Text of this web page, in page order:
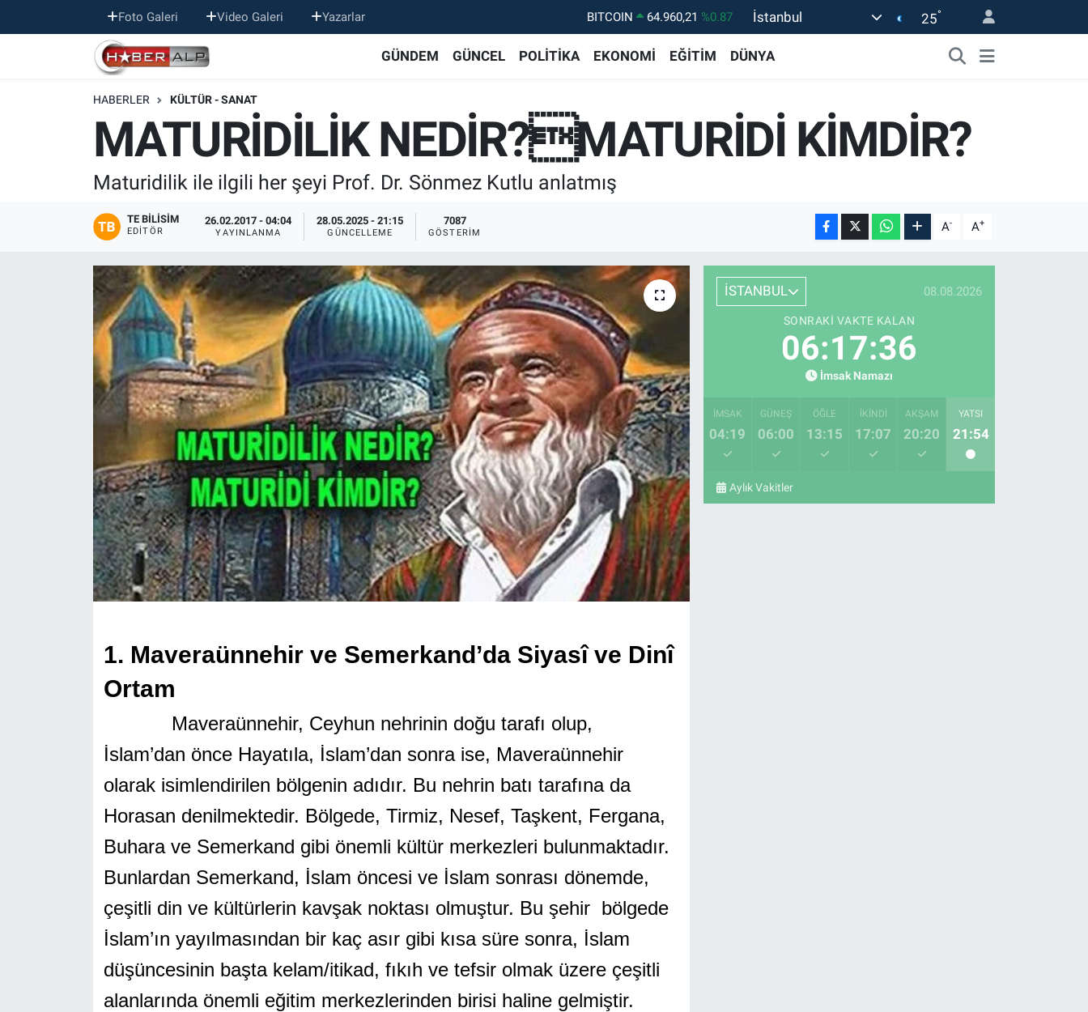
Foto Galeri Video Galeri Yazarlar DOLAR 47,7436 %0.18
EURO
55,2510 %0.32
BİST100
%-19
İstanbul 25°
GÜNDEM GÜNCEL POLİTİKA EKONOMİ EĞİTİM DÜNYA
HABERLER KÜLTÜR - SANAT
MATURİDİLİK NEDİR?MATURİDİ KİMDİR?
Maturidilik ile ilgili her şeyi Prof. Dr. Sönmez Kutlu anlatmış
TE BILISIM
EDITÖR
26.02.2017 - 04:04
YAYINLANMA
28.05.2025 - 21:15
GÜNCELLEME
7087
GÖSTERIM A- A+
1. Maveraünnehir ve Semerkand’da Siyasî ve Dinî
Ortam
Maveraünnehir, Ceyhun nehrinin doğu tarafı olup,
İslam’dan önce Hayatıla, İslam’dan sonra ise, Maveraünnehir
olarak isimlendirilen bölgenin adıdır. Bu nehrin batı tarafına da
Horasan denilmektedir. Bölgede, Tirmiz, Nesef, Taşkent, Fergana,
Buhara ve Semerkand gibi önemli kültür merkezleri bulunmaktadır.
Bunlardan Semerkand, İslam öncesi ve İslam sonrası dönemde,
çeşitli din ve kültürlerin kavşak noktası olmuştur. Bu şehir bölgede
İslam’ın yayılmasından bir kaç asır gibi kısa süre sonra, İslam
düşüncesinin başta kelam/itikad, fıkıh ve tefsir olmak üzere çeşitli
alanlarında önemli eğitim merkezlerinden birisi haline gelmiştir.
İSTANBUL 08.08.2026
SONRAKI VAKTE KALAN
06:17:35
İmsak Namazı
İMSAK
04:19
GÜNEŞ
06:00
ÖĞLE
13:15
İKINDI
17:07
AKŞAM
20:20
YATSI
21:54
Aylık Vakitler
Nöbetçi Eczaneler
Hava Durumu
Trafik Durumu
Süper Lig Puan Durumu ve Fikstür
Tüm Manşetler
Son Dakika Haberleri
Haber Arşivi